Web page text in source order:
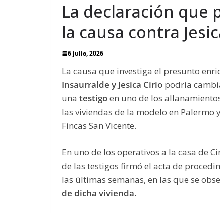
La declaración que
la causa contra
6 julio, 2026
La causa que investiga el presunto
Insaurralde y Jesica Cirio podría
una testigoen uno de los
las viviendas de la modelo en Palermo
Fincas San Vicente.
En uno de los operativos a la casa de
de las testigos firmó el acta de
las últimas semanas, en las que se
de dicha vivienda.